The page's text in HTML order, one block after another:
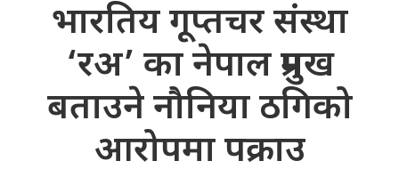
भारतिय गूप्तचर संस्था
‘रअ’ का नेपाल प्रमुख
बताउने नौनिया ठगिको
आरोपमा पक्राउ